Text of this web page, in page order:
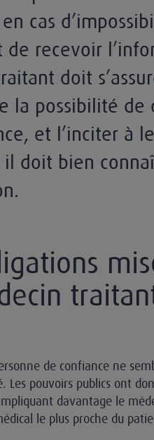
traitant
cas
recevoir
doit
la possibilité de
et l’inciter à
il doit bien
de confiance ne
Les pouvoirs publics ont
davantage le
le plus proche du